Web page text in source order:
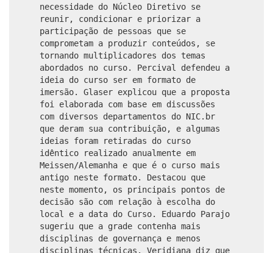
necessidade do Núcleo Diretivo se
reunir, condicionar e priorizar a
participação de pessoas que se
comprometam a produzir conteúdos, se
tornando multiplicadores dos temas
abordados no curso. Percival defendeu a
ideia do curso ser em formato de
imersão. Glaser explicou que a proposta
foi elaborada com base em discussões
com diversos departamentos do NIC.br
que deram sua contribuição, e algumas
ideias foram retiradas do curso
idêntico realizado anualmente em
Meissen/Alemanha e que é o curso mais
antigo neste formato. Destacou que
neste momento, os principais pontos de
decisão são com relação à escolha do
local e a data do Curso. Eduardo Parajo
sugeriu que a grade contenha mais
disciplinas de governança e menos
disciplinas técnicas. Veridiana diz que